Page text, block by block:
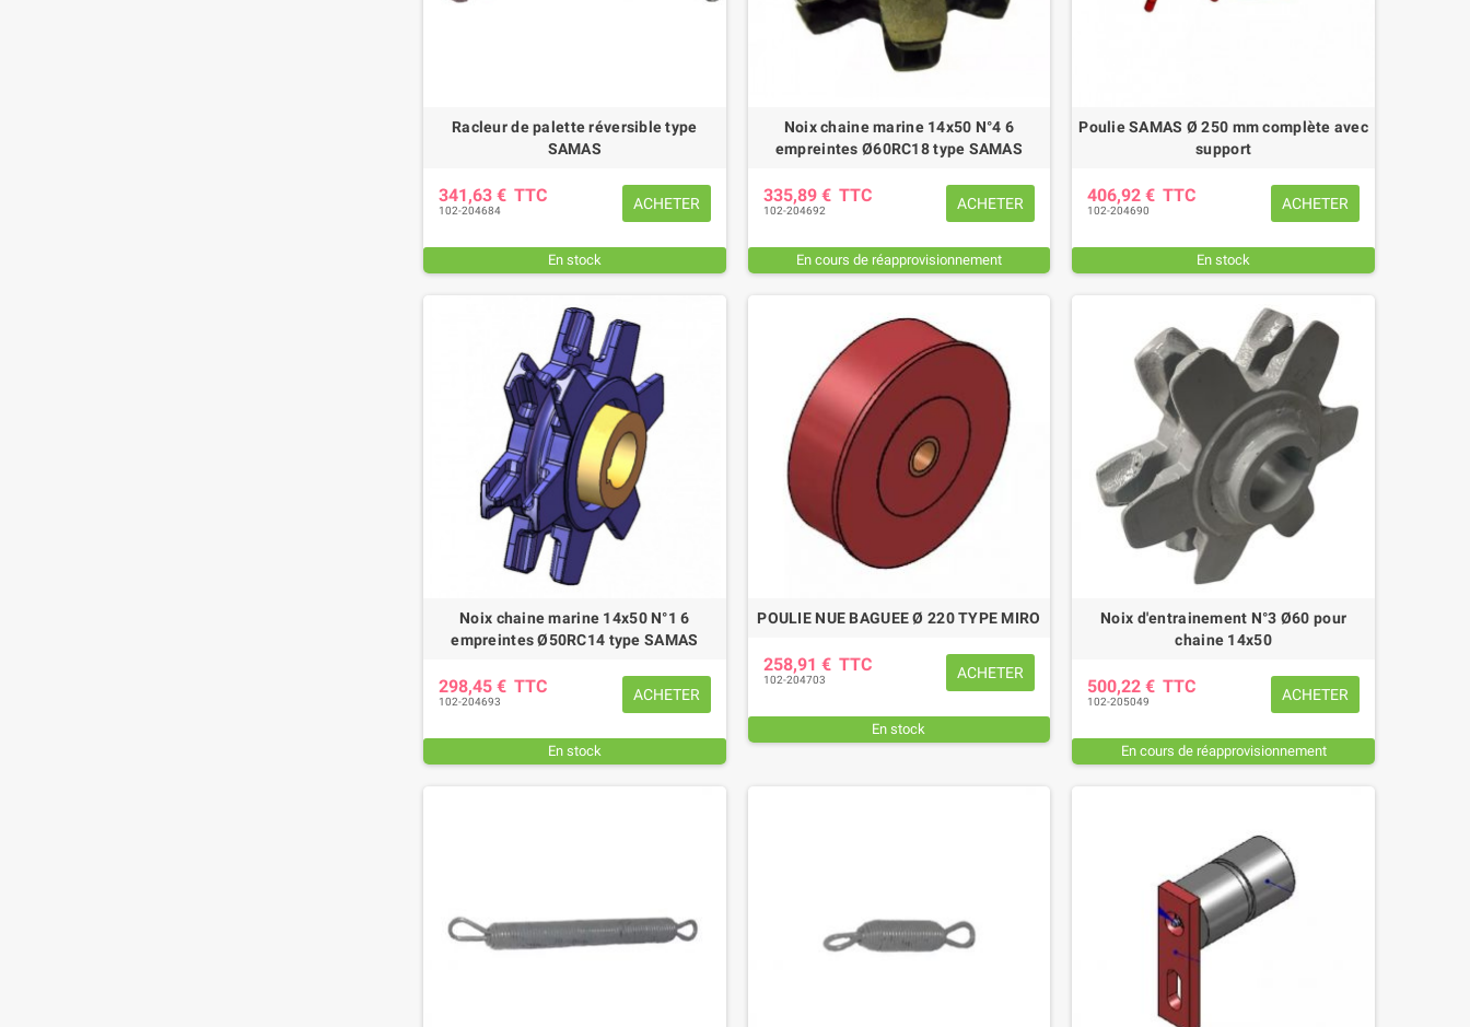
Racleur de palette réversible type
SAMAS
341,63 € TTC
102-204684 ACHETER
En stock
Noix chaine marine 14x50 N°4 6
empreintes Ø60RC18 type SAMAS
335,89 € TTC
102-204692 ACHETER
En cours de réapprovisionnement
Poulie SAMAS Ø 250 mm complète avec
support
406,92 € TTC
102-204690 ACHETER
En stock
Noix chaine marine 14x50 N°1 6
empreintes Ø50RC14 type SAMAS
298,45 € TTC
102-204693 ACHETER
En stock
POULIE NUE BAGUEE Ø 220 TYPE MIRO
258,91 € TTC
102-204703 ACHETER
En stock
Noix d'entrainement N°3 Ø60 pour
chaine 14x50
500,22 € TTC
102-205049 ACHETER
En cours de réapprovisionnement